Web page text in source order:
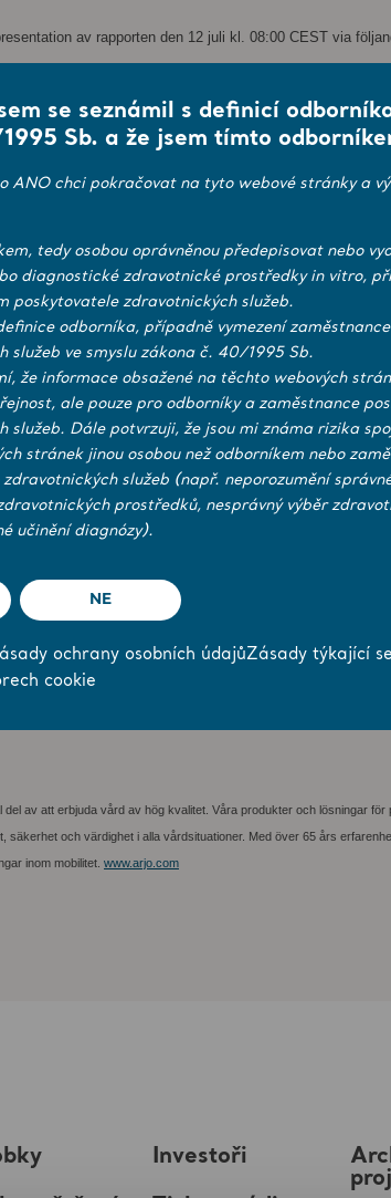
av rapporten den 12 juli kl. 08:00 CEST via
registrera sig via länken nedan. Efter registreringen
2024/
ir.financialhearings.com/arjo-q2-report-2024
marknadsmissbruksförordning och lagen om
av att erbjuda vård av hög kvalitet. Våra produkter och lösningar
och värdighet i alla vårdsituationer. Med över 65 års
inom mobilitet. www.arjo.com
Investoři
se seznámil s definicí
Sb. a že jsem tímto
ANO chci pokračovat na tyto webové stránky a
tedy osobou oprávněnou předepisovat nebo
diagnostické zdravotnické prostředky in vitro,
poskytovatele zdravotnických služeb.
odborníka, případně vymezení
služeb ve smyslu zákona č. 40/1995 Sb.
že informace obsažené na těchto webových
ale pouze pro odborníky a zaměstnance
služeb. Dále potvrzuji, že jsou mi známa rizika
stránek jinou osobou než odborníkem nebo
služeb (např. neporozumění
prostředků, nesprávný výběr
učinění diagnózy).
NE
ochrany osobních údajůZásady týkající
cookie